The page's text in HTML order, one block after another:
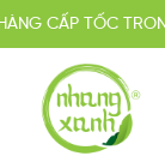
KHI SẢN PHẨM
MIỄN PHÍ GIAO
CẤP TỐC